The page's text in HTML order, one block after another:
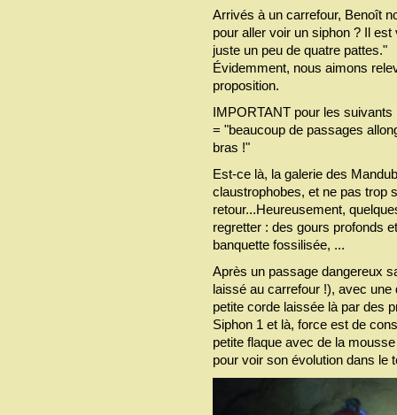
Arrivés à un carrefour, Benoît
pour aller voir un siphon ? Il
juste un peu de quatre pattes."
Évidemment, nous aimons
proposition.
IMPORTANT pour les suivants
= "beaucoup de passages
bras !"
Est-ce là, la galerie des
claustrophobes, et ne pas trop
retour...Heureusement,
regretter : des gours profonds
banquette fossilisée, ...
Après un passage dangereux
laissé au carrefour !), avec
petite corde laissée là par des
Siphon 1 et là, force est de
petite flaque avec de la
pour voir son évolution dans le